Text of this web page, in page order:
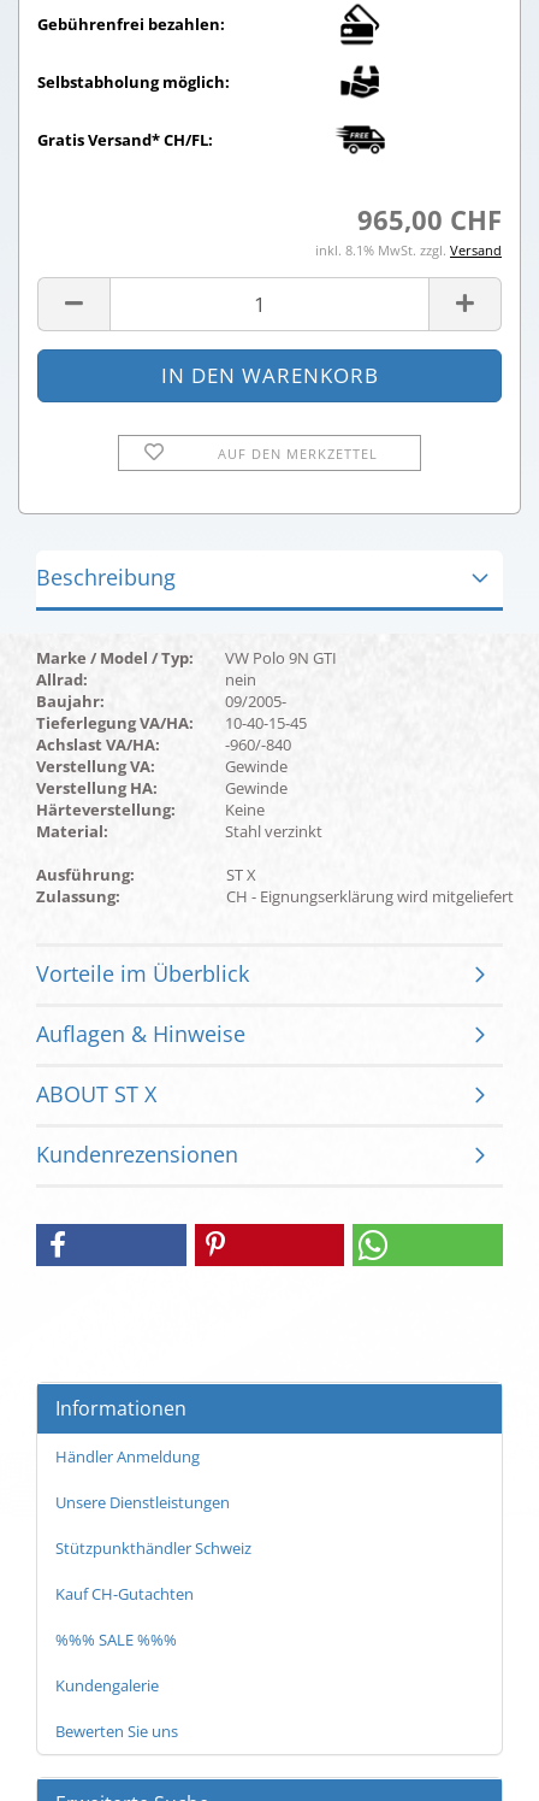
Gebührenfrei bezahlen:
Selbstabholung möglich:
Gratis Versand* CH/FL:
965,00 CHF
inkl. 8.1% MwSt. zzgl. Versand
AUF DEN MERKZETTEL
Beschreibung
Marke / Model / Typ:
VW Polo 9N GTI
Allrad:
nein
Baujahr:
09/2005-
Tieferlegung VA/HA:
10-40-15-45
Achslast VA/HA:
-960/-840
Verstellung VA:
Gewinde
Verstellung HA:
Gewinde
Härteverstellung:
Keine
Material:
Stahl verzinkt
Ausführung:
ST X
Zulassung:
CH - Eignungserklärung wird mitgeliefert
Vorteile im Überblick
Auflagen & Hinweise
ABOUT ST X
Kundenrezensionen
Informationen
Händler Anmeldung
Unsere Dienstleistungen
Stützpunkthändler Schweiz
Kauf CH-Gutachten
%%% SALE %%%
Kundengalerie
Bewerten Sie uns